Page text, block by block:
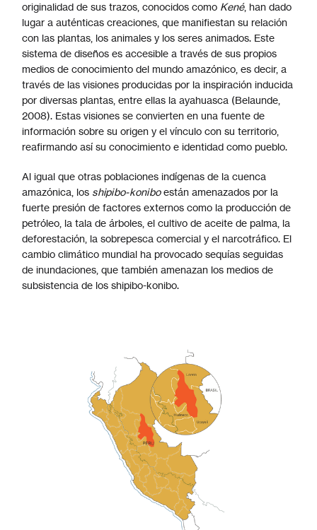
originalidad de sus trazos, conocidos como Kené, han dado
lugar a auténticas creaciones, que manifiestan su relación
con las plantas, los animales y los seres animados. Este
sistema de diseños es accesible a través de sus propios
medios de conocimiento del mundo amazónico, es decir, a
través de las visiones producidas por la inspiración inducida
por diversas plantas, entre ellas la ayahuasca (Belaunde,
2008). Estas visiones se convierten en una fuente de
información sobre su origen y el vínculo con su territorio,
reafirmando así su conocimiento e identidad como pueblo.
Al igual que otras poblaciones indígenas de la cuenca
amazónica, los shipibo-koniboestán amenazados por la
fuerte presión de factores externos como la producción de
petróleo, la tala de árboles, el cultivo de aceite de palma, la
deforestación, la sobrepesca comercial y el narcotráfico. El
cambio climático mundial ha provocado sequías seguidas
de inundaciones, que también amenazan los medios de
subsistencia de los shipibo-konibo.